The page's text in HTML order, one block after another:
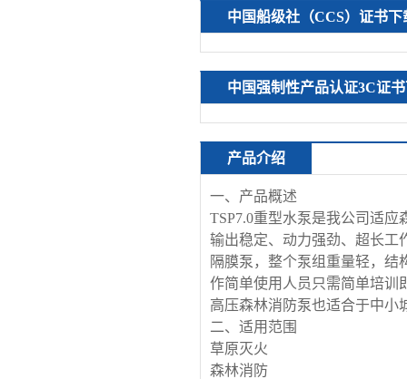
中国船级社（CCS）证书下
中国强制性产品认证3C证
产品介绍
一、产品概述
TSP7.0重型水泵是我公司适
输出稳定、动力强劲、超长工
隔膜泵，整个泵组重量轻，
作简单使用人员只需简单培训
高压森林消防泵也适合于中小
二、适用范围
草原灭火
森林消防